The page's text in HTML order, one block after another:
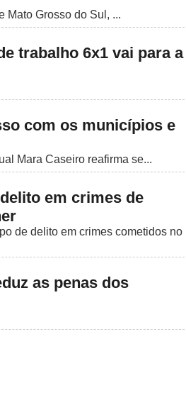
Mato Grosso do Sul, ...
trabalho 6x1 vai para a
com os municípios e
Mara Caseiro reafirma se...
em crimes de
de delito em crimes cometidos no
as penas dos